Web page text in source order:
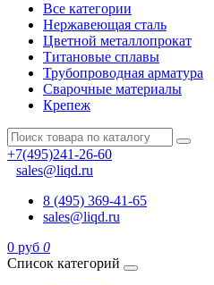
Все категории
Нержавеющая сталь
Цветной металлопрокат
Титановые сплавы
Трубопроводная арматура
Сварочные материалы
Крепеж
+7(495)241-26-60
sales@liqd.ru
8 (495) 369-41-65
sales@liqd.ru
0 руб 0
Список категорий